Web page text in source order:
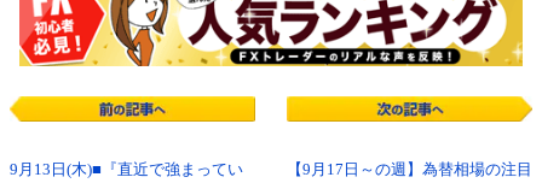
9月13日(木)■『直近で強まってい
【9月17日～の週】為替相場の注目